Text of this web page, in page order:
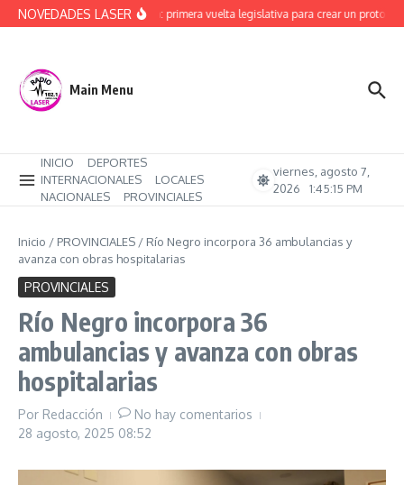
Saltar al contenido
NOVEDADES LASERAlerta Sofía: primera vuelta legislativa para crear un protocolo
Main Menu
INICIO
DEPORTES
INTERNACIONALES
LOCALES
NACIONALES
PROVINCIALES
viernes, agosto 7,
2026
1:45:16 PM
Inicio / PROVINCIALES / Río Negro incorpora 36 ambulancias y
avanza con obras hospitalarias
PROVINCIALES
Río Negro incorpora 36
ambulancias y avanza con obras
hospitalarias
Por Redacción
No hay comentarios
28 agosto, 2025 08:52